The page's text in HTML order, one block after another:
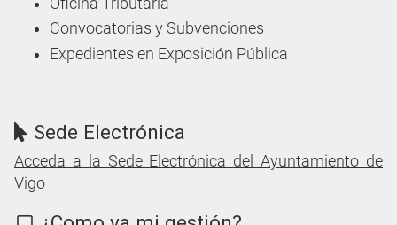
Convocatorias y Subvenciones
Expedientes en Exposición Pública
Sede Electrónica
Acceda a la Sede Electrónica del Ayuntamiento de
Vigo